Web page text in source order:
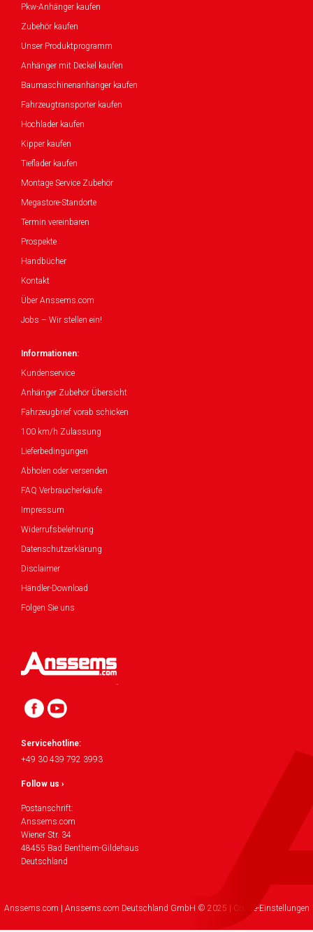
Pkw-Anhänger kaufen
Zubehör kaufen
Unser Produktprogramm
Anhänger mit Deckel kaufen
Baumaschinenanhänger kaufen
Fahrzeugtransporter kaufen
Hochlader kaufen
Kipper kaufen
Tieflader kaufen
Montage Service Zubehör
Megastore-Standorte
Termin vereinbaren
Prospekte
Handbücher
Kontakt
Über Anssems.com
Jobs – Wir stellen ein!
Informationen:
Kundenservice
Anhänger Zubehör Übersicht
Fahrzeugbrief vorab schicken
100 km/h Zulassung
Lieferbedingungen
Abholen oder versenden
FAQ Verbraucherkäufe
Impressum
Widerrufsbelehrung
Datenschutzerklärung
Disclaimer
Händler-Download
Folgen Sie uns
Servicehotline:
+49 30 439 792 3993
Follow us ›
Postanschrift:
Anssems.com
Wiener Str. 34
48455 Bad Bentheim-Gildehaus
Deutschland
Anssems.com | Anssems.com Deutschland GmbH © 2025 | Cookie-Einstellungen